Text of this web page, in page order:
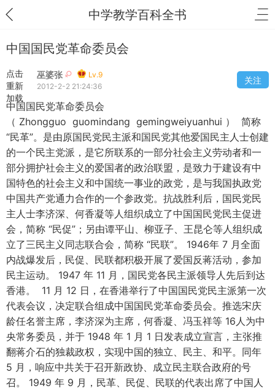
中学教学百科全书
中国国民党革命委员会
点击
重新
加载
巫婆张
Lv.9
2012-2-2 21:24:36
关注
中国国民党革命委员会
（ Zhongguo guomindang gemingweiyuanhui ） 简称
“民革”。是由原国民党民主派和国民党其他爱国民主人士创建
的一个民主党派，是它所联系的一部分社会主义劳动者和一
部分拥护社会主义的爱国者的政治联盟，是致力于建设有中
国特色的社会主义和中国统一事业的政党，是与我国执政党
中国共产党通力合作的一个参政党。抗战胜利后，国民党民
主人士李济深、何香凝等人组织成立了中国国民党民主促进
会，简称 “民促”；另由谭平山、柳亚子、王昆仑等人组织成
立了三民主义同志联合会，简称 “民联”。 1946年 7 月全面
内战爆发后，民促、民联都积极开展了爱国反蒋活动，参加
民主运动。 1947 年 11 月，国民党各民主派领导人先后到达
香港。 11 月 12 日，在香港举行了中国国民党民主派第一次
代表会议，决定联合组成中国国民党革命委员会。推选宋庆
龄任名誉主席，李济深为主席，何香凝、冯玉祥等 16人为中
央常务委员，并于 1948 年 1 月 1 日发表成立宣言，主张推
翻蒋介石的独裁政权，实现中国的独立、民主、和平。同年
5 月，响应中共关于召开新政协、成立民主联合政府的号
召。 1949 年 9 月，民革、民促、民联的代表出席了中国人